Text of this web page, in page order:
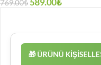
769.00₺